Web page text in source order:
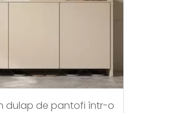
dulap de pantofi într-o